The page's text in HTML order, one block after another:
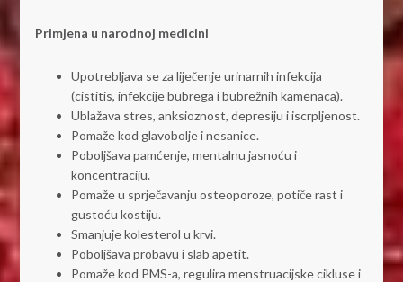
Primjena u narodnoj medicini
Upotrebljava se za liječenje urinarnih infekcija
(cistitis, infekcije bubrega i bubrežnih kamenaca).
Ublažava stres, anksioznost, depresiju i iscrpljenost.
Pomaže kod glavobolje i nesanice.
Poboljšava pamćenje, mentalnu jasnoću i
koncentraciju.
Pomaže u sprječavanju osteoporoze, potiče rast i
gustoću kostiju.
Smanjuje kolesterol u krvi.
Poboljšava probavu i slab apetit.
Pomaže kod PMS-a, regulira menstruacijske cikluse i